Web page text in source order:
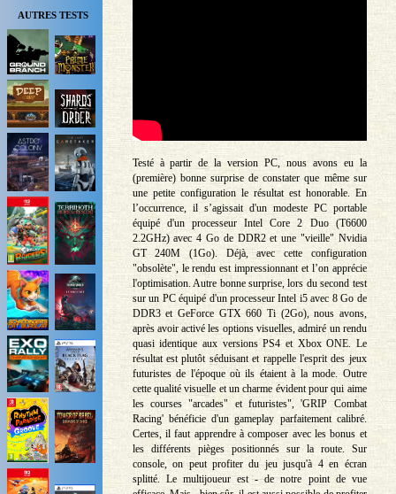
AUTRES TESTS
Testé à partir de la version PC, nous avons eu la
(première) bonne surprise de constater que même sur
une petite configuration le résultat est honorable. En
l’occurrence, il s’agissait d'un modeste PC portable
équipé d'un processeur Intel Core 2 Duo (T6600
2.2GHz) avec 4 Go de DDR2 et une "vieille" Nvidia
GT 240M (1Go). Déjà, avec cette configuration
"obsolète", le rendu est impressionnant et l’on apprécie
l'optimisation. Autre bonne surprise, lors du second test
sur un PC équipé d'un processeur Intel i5 avec 8 Go de
DDR3 et GeForce GTX 660 Ti (2Go), nous avons,
après avoir activé les options visuelles, admiré un rendu
quasi identique aux versions PS4 et Xbox ONE. Le
résultat est plutôt séduisant et rappelle l'esprit des jeux
futuristes de l'époque où ils étaient à la mode. Outre
cette qualité visuelle et un charme évident pour qui aime
les courses "arcades" et futuristes", 'GRIP Combat
Racing' bénéficie d'un gameplay parfaitement calibré.
Certes, il faut apprendre à composer avec les bonus et
les différents pièges positionnés sur la route. Sur
console, on peut profiter du jeu jusqu'à 4 en écran
splitté. Le multijoueur est - de notre point de vue